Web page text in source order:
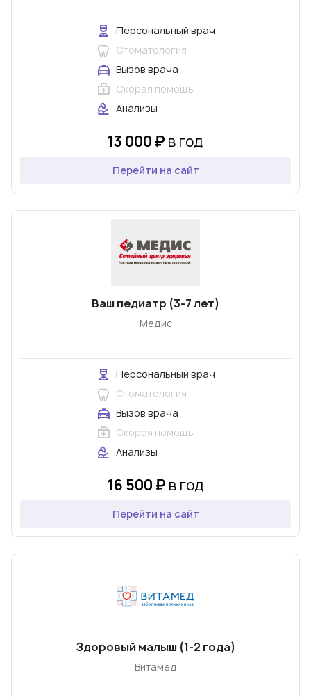
Персональный врач
Стоматология
Вызов врача
Скорая помощь
Анализы
13 000 ₽ в год
Перейти на сайт
Ваш педиатр (3-7 лет)
Медис
Персональный врач
Стоматология
Вызов врача
Скорая помощь
Анализы
16 500 ₽ в год
Перейти на сайт
Здоровый малыш (1-2 года)
Витамед